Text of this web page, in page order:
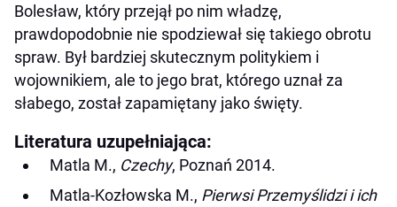
Bolesław, który przejął po nim władzę,
prawdopodobnie nie spodziewał się takiego obrotu
spraw. Był bardziej skutecznym politykiem i
wojownikiem, ale to jego brat, którego uznał za
słabego, został zapamiętany jako święty.
Literatura uzupełniająca:
Matla M., Czechy, Poznań 2014.
Matla-Kozłowska M., Pierwsi Przemyślidzi i ich